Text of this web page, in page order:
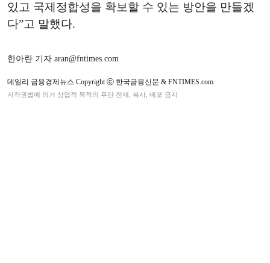
있고 국제정합성을 확보할 수 있는 방안을 만들겠
다”고 말했다.
한아란 기자 aran@fntimes.com
데일리 금융경제뉴스 Copyright ⓒ 한국금융신문 & FNTIMES.com
저작권법에 의거 상업적 목적의 무단 전재, 복사, 배포 금지